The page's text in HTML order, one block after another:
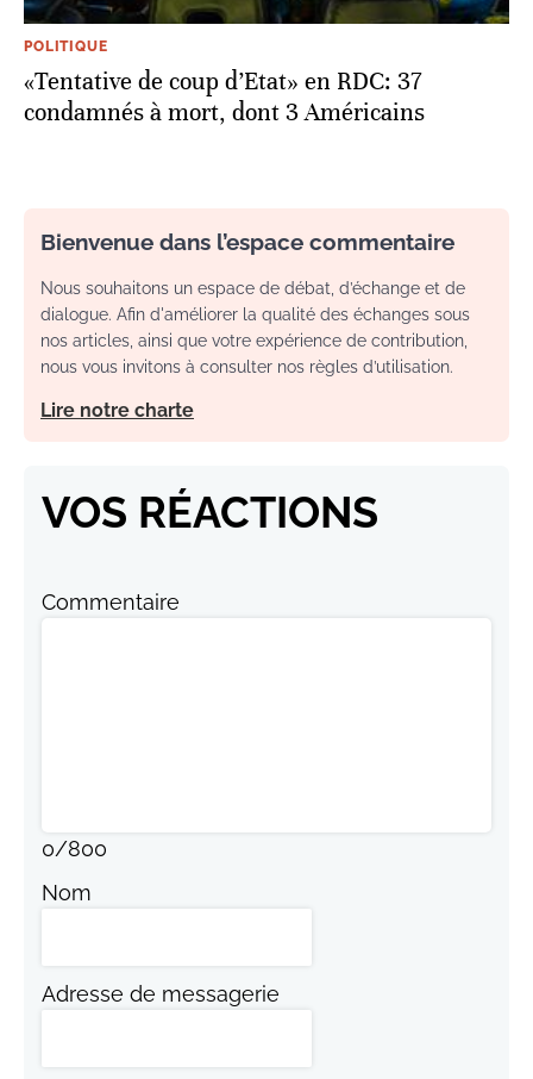
POLITIQUE
«Tentative de coup d’Etat» en RDC: 37
condamnés à mort, dont 3 Américains
Bienvenue dans l’espace commentaire
Nous souhaitons un espace de débat, d’échange et de
dialogue. Afin d'améliorer la qualité des échanges sous
nos articles, ainsi que votre expérience de contribution,
nous vous invitons à consulter nos règles d’utilisation.
Lire notre charte
VOS RÉACTIONS
Commentaire
0/800
Nom
Adresse de messagerie